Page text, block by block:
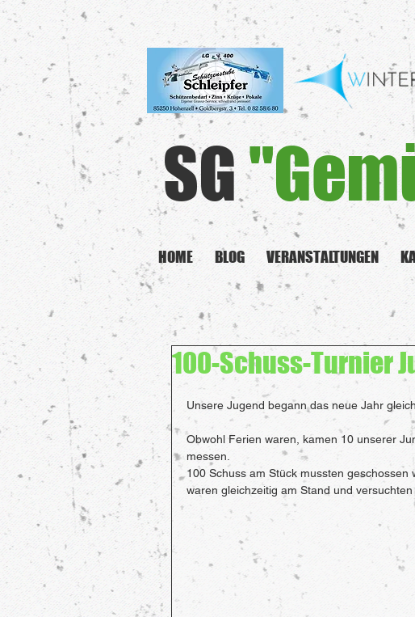
SG
HOME BLOG VERANSTALTUNGEN
100-Schuss-Turnier
Unsere Jugend begann das neue Jahr
Obwohl Ferien waren, kamen 10 unserer
messen.
100 Schuss am Stück mussten
waren gleichzeitig am Stand und versuchten